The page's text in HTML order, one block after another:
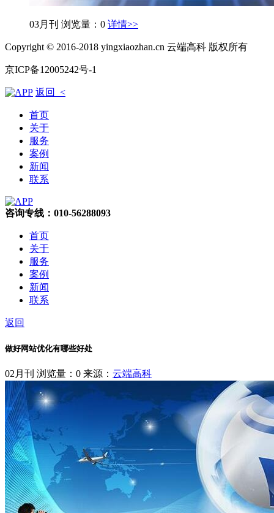
03月刊 浏览量：0 详情>>
Copyright © 2016-2018 yingxiaozhan.cn 云端高科 版权所有
京ICP备12005242号-1
返回 <
首页
关于
服务
案例
新闻
联系
咨询专线：010-56288093
首页
关于
服务
案例
新闻
联系
返回
做好网站优化有哪些好处
02月刊 浏览量：0 来源： 云端高科